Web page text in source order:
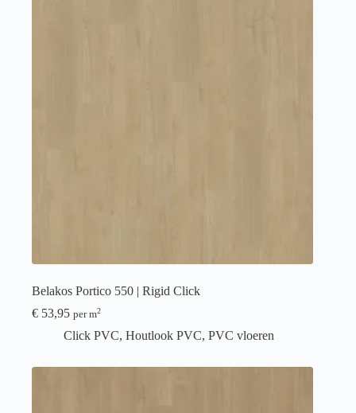
Belakos Portico 550 | Rigid Click
€ 53,95 per m2
Click PVC, Houtlook PVC, PVC vloeren